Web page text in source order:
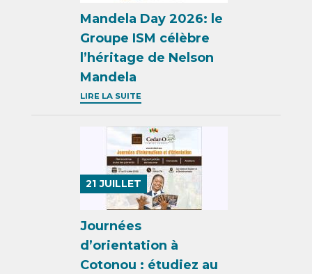
Mandela Day 2026: le
Groupe ISM célèbre
l’héritage de Nelson
Mandela
LIRE LA SUITE
21 JUILLET
Journées
d’orientation à
Cotonou : étudiez au